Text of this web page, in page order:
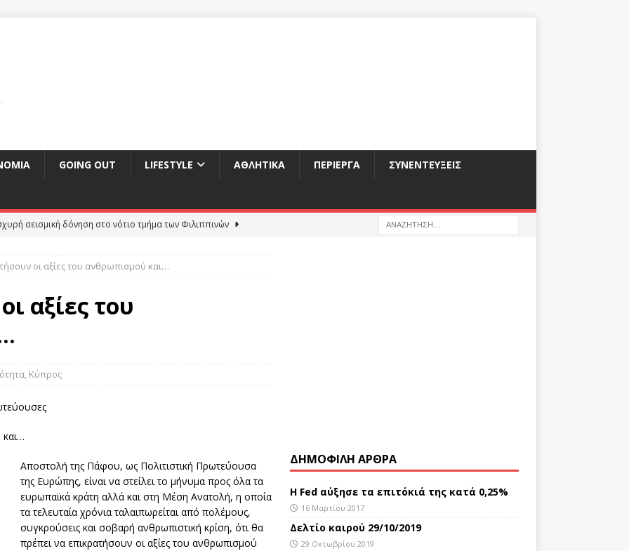
GOING OUT LIFESTYLE ΑΘΛΗΤΙΚΆ ΠΕΡΊΕΡΓΑ ΣΥΝΕΝΤΕΎΞΕΙΣ
σεισμική δόνηση στο νότιο τμήμα των Φιλιππινών
καιρού 29/10/2019
ΕΠΙΚΑΙΡΌΤΗΤΑ
Κατασχέθηκε στην Κόστα Ρίκα σχεδόν ένας τόνος κοκαίνη με
ΕΠΙΚΑΙΡΌΤΗΤΑ
Τζόνσον στην πρόταση για εκλογές και νέα προσπάθεια για
ΕΠΙΚΑΙΡΌΤΗΤΑ
ΕΠΙΚΑΙΡΌΤΗΤΑ
οι αξίες του ανθρωπισμού και…
αξίες του
, Κύπρος
Αποστολή της Πάφου, ως Πολιτιστική Πρωτεύουσα
της Ευρώπης, είναι να στείλει το μήνυμα προς όλα τα
ευρωπαϊκά κράτη αλλά και στη Μέση Ανατολή, η οποία
τα τελευταία χρόνια ταλαιπωρείται από πολέμους,
συγκρούσεις και σοβαρή ανθρωπιστική κρίση, ότι θα
πρέπει να επικρατήσουν οι αξίες του ανθρωπισμού
ΔΗΜΟΦΙΛΗ ΑΡΘΡΑ
Η Fed αύξησε τα επιτόκιά της κατά 0,25%
16 Μαρτίου 2017
Δελτίο καιρού 29/10/2019
29 Οκτωβρίου 2019